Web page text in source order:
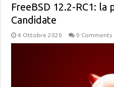
FreeBSD 12.2-RC1: la
Candidate
4 Ottobre 2020 0 Comments